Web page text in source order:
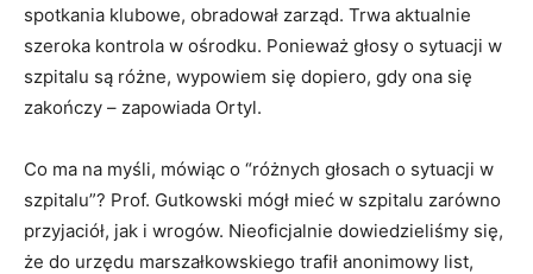
spotkania klubowe, obradował zarząd. Trwa aktualnie
szeroka kontrola w ośrodku. Ponieważ głosy o sytuacji w
szpitalu są różne, wypowiem się dopiero, gdy ona się
zakończy – zapowiada Ortyl.
Co ma na myśli, mówiąc o “różnych głosach o sytuacji w
szpitalu”? Prof. Gutkowski mógł mieć w szpitalu zarówno
przyjaciół, jak i wrogów. Nieoficjalnie dowiedzieliśmy się,
że do urzędu marszałkowskiego trafił anonimowy list,